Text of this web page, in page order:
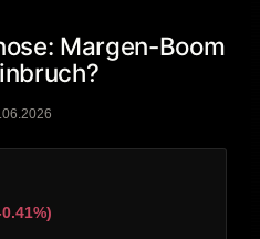
Margen-Boom